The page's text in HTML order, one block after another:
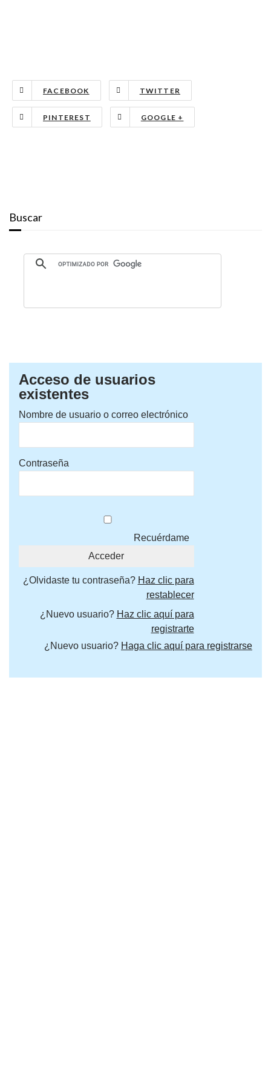
FACEBOOK TWITTER
PINTEREST GOOGLE +
Buscar
Acceso de usuarios
existentes
Nombre de usuario o correo electrónico
Contraseña
Recuérdame
¿Olvidaste tu contraseña? Haz clic para
restablecer
¿Nuevo usuario? Haz clic aquí para
registrarte
¿Nuevo usuario? Haga clic aquí para registrarse